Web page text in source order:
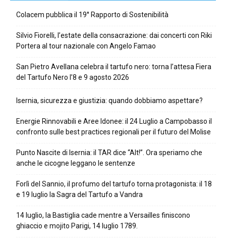
Colacem pubblica il 19° Rapporto di Sostenibilità
Silvio Fiorelli, l’estate della consacrazione: dai concerti con Riki
Portera al tour nazionale con Angelo Famao
San Pietro Avellana celebra il tartufo nero: torna l’attesa Fiera
del Tartufo Nero l’8 e 9 agosto 2026
Isernia, sicurezza e giustizia: quando dobbiamo aspettare?
Energie Rinnovabili e Aree Idonee: il 24 Luglio a Campobasso il
confronto sulle best practices regionali per il futuro del Molise
Punto Nascite di Isernia: il TAR dice “Alt!”. Ora speriamo che
anche le cicogne leggano le sentenze
Forlì del Sannio, il profumo del tartufo torna protagonista: il 18
e 19 luglio la Sagra del Tartufo a Vandra
14 luglio, la Bastiglia cade mentre a Versailles finiscono
ghiaccio e mojito Parigi, 14 luglio 1789.